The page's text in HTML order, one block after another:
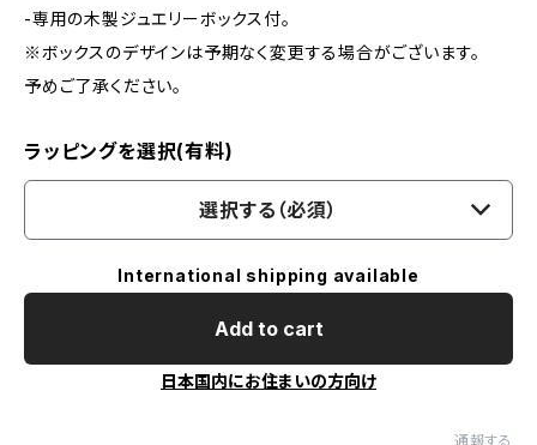
-専用の木製ジュエリーボックス付。
※ボックスのデザインは予期なく変更する場合がございます。
予めご了承ください。
ラッピングを選択(有料)
選択する（必須）
International shipping available
Add to cart
日本国内にお住まいの方向け
通報する